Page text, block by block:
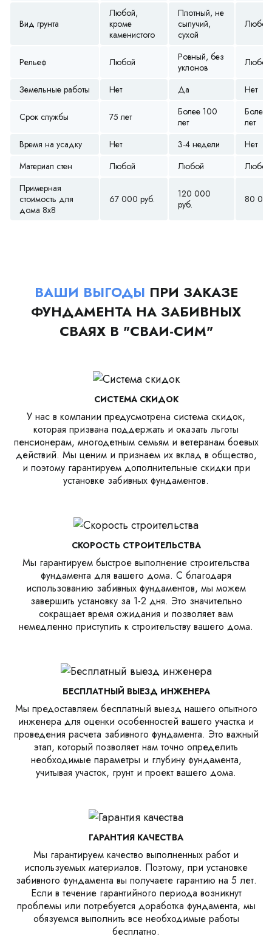
Вид грунта
Любой,
кроме
каменистого
Плотный, не
сыпучий,
сухой
Любой
Рельеф Любой
Ровный, без
уклонов
Любой
Земельные работы Нет Да Нет
Срок службы 75 лет
Более 100
лет
Более
лет
Время на усадку
Нет 3-4 недели
Нет
Материал стен
Любой Любой
Любой
Примерная
стоимость для
дома 8х8
67 000 руб.
120 000
руб.
80
ВАШИ ВЫГОДЫ ПРИ ЗАКАЗЕ
ФУНДАМЕНТА НА ЗАБИВНЫХ
СВАЯХ В "СВАИ-СИМ"
СИСТЕМА СКИДОК
У нас в компании предусмотрена система скидок,
которая призвана поддержать и оказать льготы
пенсионерам, многодетным семьям и ветеранам боевых
действий. Мы ценим и признаем их вклад в общество,
и поэтому гарантируем дополнительные скидки при
установке забивных фундаментов.
СКОРОСТЬ СТРОИТЕЛЬСТВА
Мы гарантируем быстрое выполнение строительства
фундамента для вашего дома. С благодаря
использованию забивных фундаментов, мы можем
завершить установку за 1-2 дня. Это значительно
сокращает время ожидания и позволяет вам
немедленно приступить к строительству вашего дома.
БЕСПЛАТНЫЙ ВЫЕЗД ИНЖЕНЕРА
Мы предоставляем бесплатный выезд нашего опытного
инженера для оценки особенностей вашего участка и
проведения расчета забивного фундамента. Это важный
этап, который позволяет нам точно определить
необходимые параметры и глубину фундамента,
учитывая участок, грунт и проект вашего дома.
ГАРАНТИЯ КАЧЕСТВА
Мы гарантируем качество выполненных работ и
используемых материалов. Поэтому, при установке
забивного фундамента вы получаете гарантию на 5 лет.
Если в течение гарантийного периода возникнут
проблемы или потребуется доработка фундамента, мы
обязуемся выполнить все необходимые работы
бесплатно.